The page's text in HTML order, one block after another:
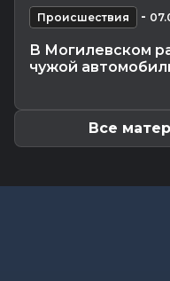
Общество -07.08.2026
поддержали
Общество 07.08.2026
Происшествия -
В Могилевском
чужой
Все